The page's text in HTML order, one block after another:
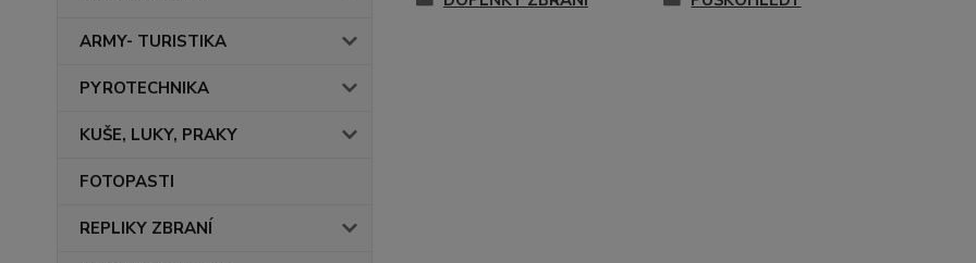
ARMY- TURISTIKA
PYROTECHNIKA
KUŠE, LUKY, PRAKY
FOTOPASTI
REPLIKY ZBRANÍ